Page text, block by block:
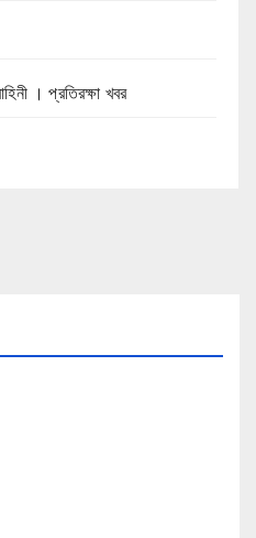
। প্রতিরক্ষা খবর